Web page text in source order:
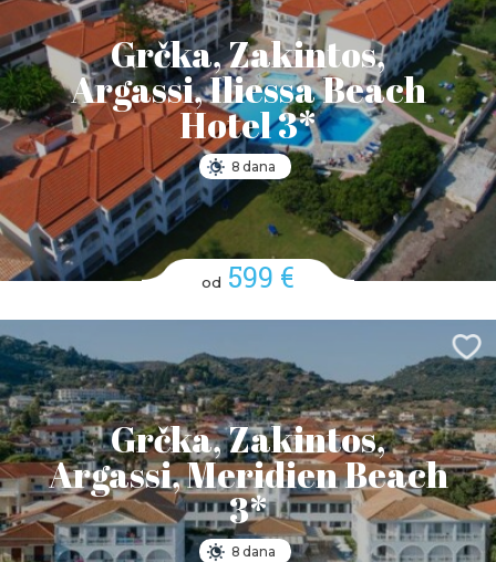
Grčka, Zakintos,
Argassi, Iliessa Beach
Hotel 3*
8 dana
od 599 €
Grčka, Zakintos,
Argassi, Meridien Beach
3*
8 dana